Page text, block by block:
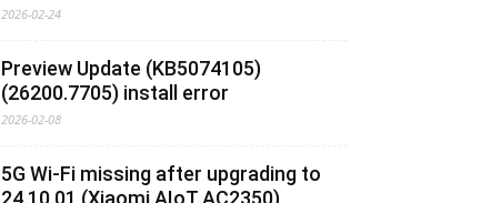
2026-02-24
Preview Update (KB5074105)
(26200.7705) install error
2026-02-08
5G Wi-Fi missing after upgrading to
24.10.01 (Xiaomi AIoT AC2350)